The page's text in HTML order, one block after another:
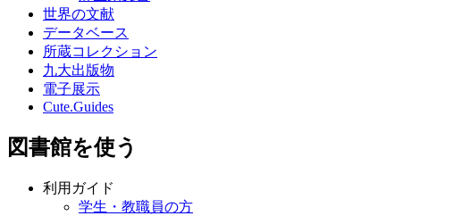
世界の文献
データベース
所蔵コレクション
九大出版物
電子展示
Cute.Guides
図書館を使う
利用ガイド
学生・教職員の方